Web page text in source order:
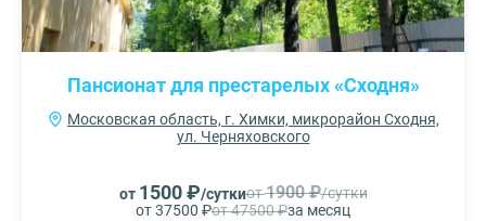
Пансионат для престарелых «Сходня»
Московская область, г. Химки, микрорайон Сходня,
ул. Черняховского
от 1500 ₽/суткиот1900 ₽/сутки
от 37500 ₽от 47500 ₽за месяц